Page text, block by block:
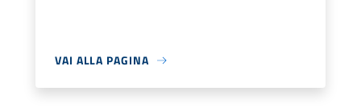
VAI ALLA PAGINA